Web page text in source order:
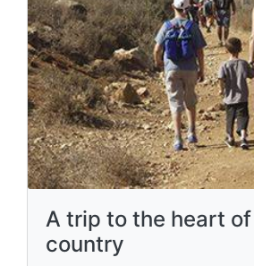
A trip to the heart
country